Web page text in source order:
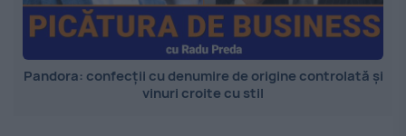
Pandora: confecții cu denumire de origine controlată și
vinuri croite cu stil